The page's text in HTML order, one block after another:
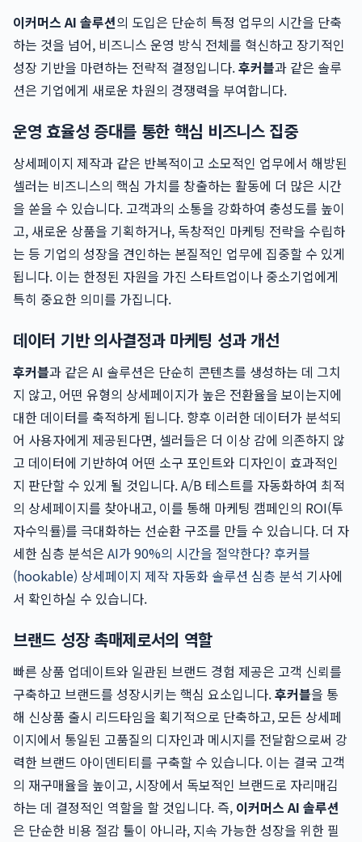
이커머스 AI 솔루션의 도입은 단순히 특정 업무의 시간을 단축
하는 것을 넘어, 비즈니스 운영 방식 전체를 혁신하고 장기적인
성장 기반을 마련하는 전략적 결정입니다.후커블과 같은 솔루
션은 기업에게 새로운 차원의 경쟁력을 부여합니다.
운영 효율성 증대를 통한 핵심 비즈니스 집중
상세페이지 제작과 같은 반복적이고 소모적인 업무에서 해방된
셀러는 비즈니스의 핵심 가치를 창출하는 활동에 더 많은 시간
을 쏟을 수 있습니다. 고객과의 소통을 강화하여 충성도를 높이
고, 새로운 상품을 기획하거나, 독창적인 마케팅 전략을 수립하
는 등 기업의 성장을 견인하는 본질적인 업무에 집중할 수 있게
됩니다. 이는 한정된 자원을 가진 스타트업이나 중소기업에게
특히 중요한 의미를 가집니다.
데이터 기반 의사결정과 마케팅 성과 개선
후커블과 같은 AI 솔루션은 단순히 콘텐츠를 생성하는 데 그치
지 않고, 어떤 유형의 상세페이지가 높은 전환율을 보이는지에
대한 데이터를 축적하게 됩니다. 향후 이러한 데이터가 분석되
어 사용자에게 제공된다면, 셀러들은 더 이상 감에 의존하지 않
고 데이터에 기반하여 어떤 소구 포인트와 디자인이 효과적인
지 판단할 수 있게 될 것입니다. A/B 테스트를 자동화하여 최적
의 상세페이지를 찾아내고, 이를 통해 마케팅 캠페인의 ROI(투
자수익률)를 극대화하는 선순환 구조를 만들 수 있습니다. 더 자
세한 심층 분석은 AI가 90%의 시간을 절약한다? 후커블
(hookable) 상세페이지 제작 자동화 솔루션 심층 분석 기사에
서 확인하실 수 있습니다.
브랜드 성장 촉매제로서의 역할
빠른 상품 업데이트와 일관된 브랜드 경험 제공은 고객 신뢰를
구축하고 브랜드를 성장시키는 핵심 요소입니다.후커블을 통
해 신상품 출시 리드타임을 획기적으로 단축하고, 모든 상세페
이지에서 통일된 고품질의 디자인과 메시지를 전달함으로써 강
력한 브랜드 아이덴티티를 구축할 수 있습니다. 이는 결국 고객
의 재구매율을 높이고, 시장에서 독보적인 브랜드로 자리매김
하는 데 결정적인 역할을 할 것입니다. 즉, 이커머스 AI 솔루션
은 단순한 비용 절감 툴이 아니라, 지속 가능한 성장을 위한 필